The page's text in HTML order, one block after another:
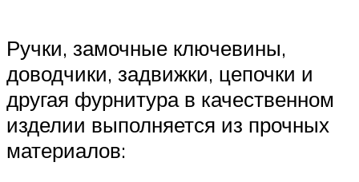
Ручки, замочные ключевины,
доводчики, задвижки, цепочки и
другая фурнитура в качественном
изделии выполняется из прочных
материалов: